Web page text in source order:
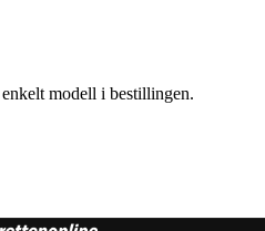
modell i bestillingen.